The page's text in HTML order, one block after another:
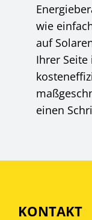
wie
auf
Ihrer
einen
KONTAKT